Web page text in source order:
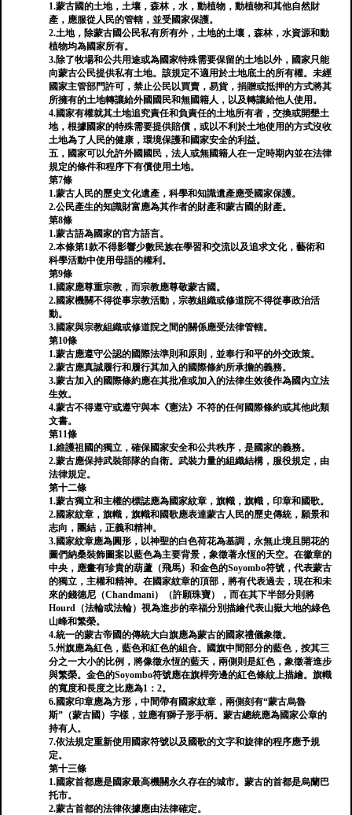
1.蒙古國的土地，土壤，森林，水，動植物，動植物和其他自然財
產，應服從人民的管轄，並受國家保護。
2.土地，除蒙古國公民私有所有外，土地的土壤，森林，水資源和動
植物均為國家所有。
3.除了牧場和公共用途或為國家特殊需要保留的土地以外，國家只能
向蒙古公民提供私有土地。該規定不適用於土地底土的所有權。未經
國家主管部門許可，禁止公民以買賣，易貨，捐贈或抵押的方式將其
所擁有的土地轉讓給外國國民和無國籍人，以及轉讓給他人使用。
4.國家有權就其土地追究責任和負責任的土地所有者，交換或開墾土
地，根據國家的特殊需要提供賠償，或以不利於土地使用的方式沒收
土地為了人民的健康，環境保護和國家安全的利益。
五，國家可以允許外國國民，法人或無國籍人在一定時期內並在法律
規定的條件和程序下有償使用土地。
第7條
1.蒙古人民的歷史文化遺產，科學和知識遺產應受國家保護。
2.公民產生的知識財富應為其作者的財產和蒙古國的財產。
第8條
1.蒙古語為國家的官方語言。
2.本條第1款不得影響少數民族在學習和交流以及追求文化，藝術和
科學活動中使用母語的權利。
第9條
1.國家應尊重宗教，而宗教應尊敬蒙古國。
2.國家機關不得從事宗教活動，宗教組織或修道院不得從事政治活
動。
3.國家與宗教組織或修道院之間的關係應受法律管轄。
第10條
1.蒙古應遵守公認的國際法準則和原則，並奉行和平的外交政策。
2.蒙古應真誠履行和履行其加入的國際條約所承擔的義務。
3.蒙古加入的國際條約應在其批准或加入的法律生效後作為國內立法
生效。
4.蒙古不得遵守或遵守與本《憲法》不符的任何國際條約或其他此類
文書。
第11條
1.維護祖國的獨立，確保國家安全和公共秩序，是國家的義務。
2.蒙古應保持武裝部隊的自衛。武裝力量的組織結構，服役規定，由
法律規定。
第十二條
1.蒙古獨立和主權的標誌應為國家紋章，旗幟，旗幟，印章和國歌。
2.國家紋章，旗幟，旗幟和國歌應表達蒙古人民的歷史傳統，願景和
志向，團結，正義和精神。
3.國家紋章應為圓形，以神聖的白色荷花為基調，永無止境且開花的
圖們納桑裝飾圖案以藍色為主要背景，象徵著永恆的天空。在徽章的
中央，應畫有珍貴的葫蘆（飛馬）和金色的Soyombo符號，代表蒙古
的獨立，主權和精神。在國家紋章的頂部，將有代表過去，現在和未
來的錢德尼（Chandmani）（許願珠寶），而在其下半部分則將
Hourd（法輪或法輪）視為進步的幸福分別描繪代表山嶽大地的綠色
山峰和繁榮。
4.統一的蒙古帝國的傳統大白旗應為蒙古的國家禮儀象徵。
5.州旗應為紅色，藍色和紅色的組合。國旗中間部分的藍色，按其三
分之一大小的比例，將像徵永恆的藍天，兩側則是紅色，象徵著進步
與繁榮。金色的Soyombo符號應在旗桿旁邊的紅色條紋上描繪。旗幟
的寬度和長度之比應為1：2。
6.國家印章應為方形，中間帶有國家紋章，兩側刻有“蒙古烏魯
斯”（蒙古國）字樣，並應有獅子形手柄。蒙古總統應為國家公章的
持有人。
7.依法規定重新使用國家符號以及國歌的文字和旋律的程序應予規
定。
第十三條
1.國家首都應是國家最高機關永久存在的城市。蒙古的首都是烏蘭巴
托市。
2.蒙古首都的法律依據應由法律確定。